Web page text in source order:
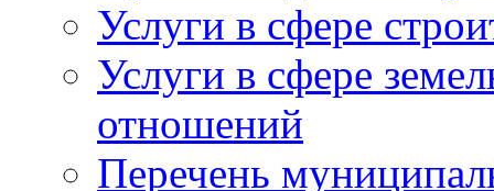
Услуги в сфере
Услуги в сфере
отношений
Перечень